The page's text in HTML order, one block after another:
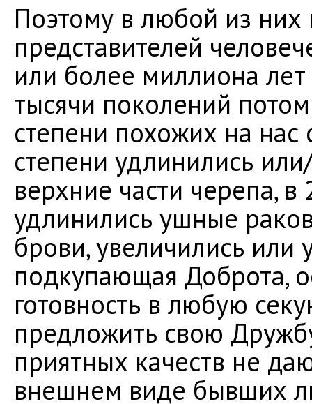
Поэтому в любой из
представителей
или более миллиона
тысячи поколений
степени похожих на
степени удлинились
верхние части черепа, в
удлинились ушные
брови, увеличились
подкупающая Доброта,
готовность в любую
предложить свою
приятных качеств не
внешнем виде бывших